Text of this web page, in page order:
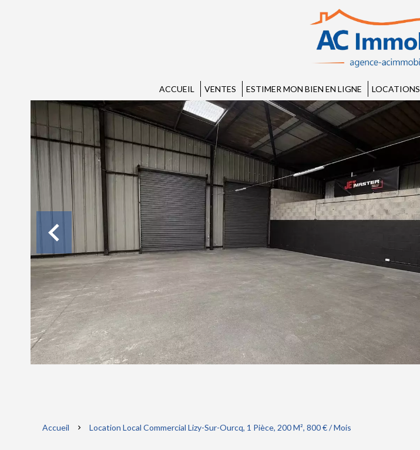
ACCUEIL VENTES ESTIMER MON BIEN EN LIGNE LOCATIONS
Accueil Location Local Commercial Lizy-Sur-Ourcq, 1 Pièce, 200 M², 800 € / Mois